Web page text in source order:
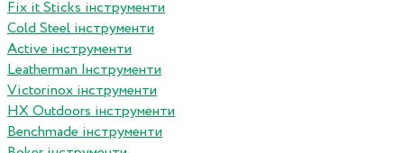
Fix it Sticks інструменти
Сold Steel інструменти
Active інструменти
Leatherman Інструменти
Victorinox інструменти
HX Outdoors інструменти
Benchmade інструменти